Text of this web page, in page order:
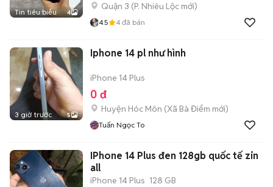
Tin tiêu biểu 4
Quận 3 (P. Nhiêu Lộc mới)
4.5 4 đã bán
3 giờ trước 5
Iphone 14 pl như hình
iPhone 14 Plus
0 đ
Huyện Hóc Môn (Xã Bà Điểm mới)
Tuấn Ngọc To
IPhone 14 Plus đen 128gb quốc tế zin
all
iPhone 14 Plus 128 GB